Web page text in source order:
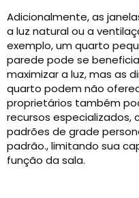
Adicionalmente, as
a luz natural ou a
exemplo, um quarto
parede pode se
maximizar a luz, mas as
quarto podem não
proprietários também
recursos especializados,
padrões de grade
padrão., limitando sua
função da sala.